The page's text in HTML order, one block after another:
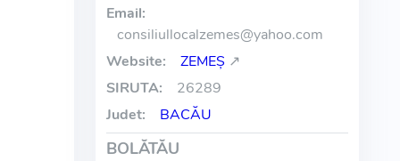
Email:
consiliullocalzemes@yahoo.com
Website:
ZEMEŞ ↗
SIRUTA:
26289
Judet:
BACĂU
BOLĂTĂU